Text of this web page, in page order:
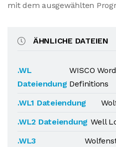
mit dem ausgewählten
ÄHNLICHE DATEIEN
.WL
Dateiendung
WISCO
Definitions
.WL1 Dateiendung
.WL2 Dateiendung Well
.WL3